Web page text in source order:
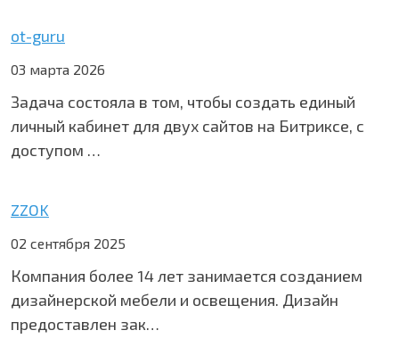
ot-guru
03 марта 2026
Задача состояла в том, чтобы создать единый
личный кабинет для двух сайтов на Битриксе, с
доступом …
ZZOK
02 сентября 2025
Компания более 14 лет занимается созданием
дизайнерской мебели и освещения. Дизайн
предоставлен зак…